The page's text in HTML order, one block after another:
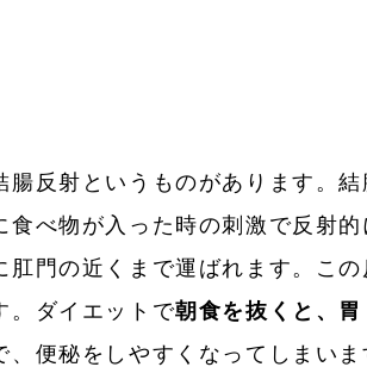
反射というものがあります。
食べ物が入った時の刺激で反射
門の近くまで運ばれます。この
。ダイエットで朝食を抜くと、
、便秘をしやすくなってしまい